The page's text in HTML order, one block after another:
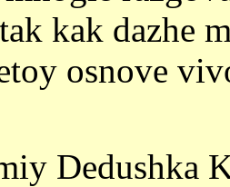
kak dazhe
osnove
Dedushka